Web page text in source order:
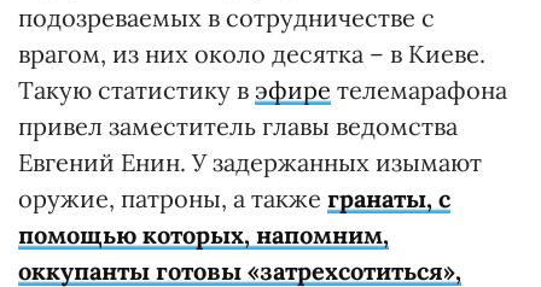
подозреваемых в сотрудничестве с
врагом, из них около десятка – в Киеве.
Такую статистику в эфире телемарафона
привел заместитель главы ведомства
Евгений Енин. У задержанных изымают
оружие, патроны, а также гранаты, с
помощью которых, напомним,
оккупанты готовы «затрехсотиться»,